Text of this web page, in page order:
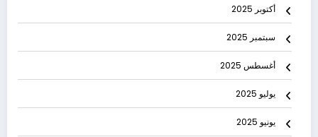
أكتوبر 2025
سبتمبر 2025
أغسطس 2025
يوليو 2025
يونيو 2025